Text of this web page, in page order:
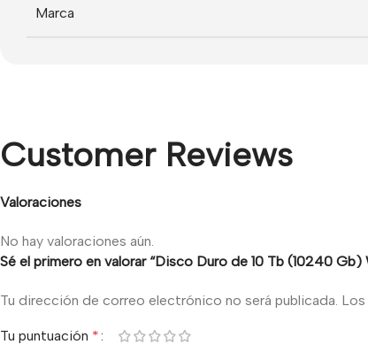
Marca
Customer Reviews
Valoraciones
No hay valoraciones aún.
Sé el primero en valorar “Disco Duro de 10 Tb (10240
Tu dirección de correo electrónico no será publicada.
Tu puntuación *